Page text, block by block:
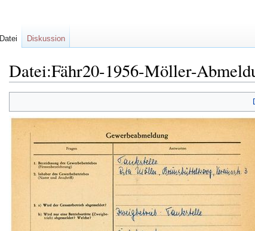
Datei:Fähr20-1956-Möller-
Navigation
springen
Suche
springen
Datei Diskussion